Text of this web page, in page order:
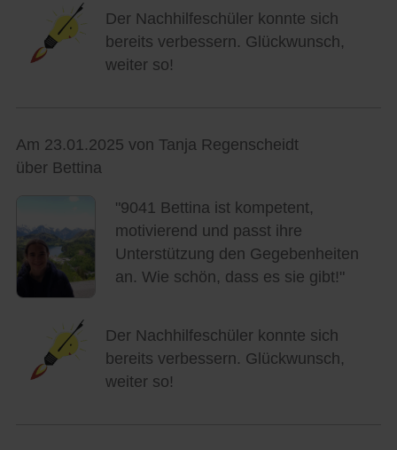
Der Nachhilfeschüler konnte sich
bereits verbessern. Glückwunsch,
weiter so!
Am 23.01.2025 von Tanja Regenscheidt
über Bettina
"9041 Bettina ist kompetent,
motivierend und passt ihre
Unterstützung den Gegebenheiten
an. Wie schön, dass es sie gibt!"
Der Nachhilfeschüler konnte sich
bereits verbessern. Glückwunsch,
weiter so!